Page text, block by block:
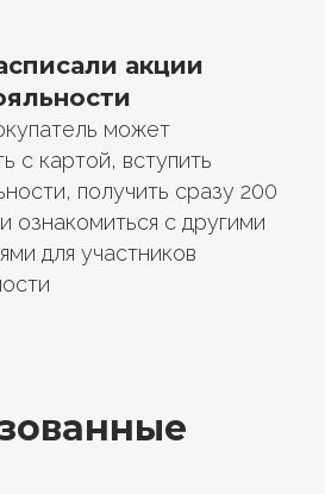
акции
может
с картой, вступить
получить сразу 200
ознакомиться с другими
для участников